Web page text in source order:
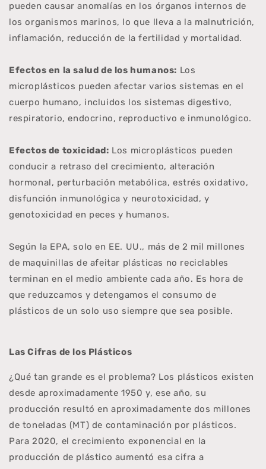
pueden causar anomalías en los órganos internos de
los organismos marinos, lo que lleva a la malnutrición,
inflamación, reducción de la fertilidad y mortalidad.
Efectos en la salud de los humanos: Los
microplásticos pueden afectar varios sistemas en el
cuerpo humano, incluidos los sistemas digestivo,
respiratorio, endocrino, reproductivo e inmunológico.
Efectos de toxicidad: Los microplásticos pueden
conducir a retraso del crecimiento, alteración
hormonal, perturbación metabólica, estrés oxidativo,
disfunción inmunológica y neurotoxicidad, y
genotoxicidad en peces y humanos.
Según la EPA, solo en EE. UU., más de 2 mil millones
de maquinillas de afeitar plásticas no reciclables
terminan en el medio ambiente cada año. Es hora de
que reduzcamos y detengamos el consumo de
plásticos de un solo uso siempre que sea posible.
Las Cifras de los Plásticos
¿Qué tan grande es el problema? Los plásticos existen
desde aproximadamente 1950 y, ese año, su
producción resultó en aproximadamente dos millones
de toneladas (MT) de contaminación por plásticos.
Para 2020, el crecimiento exponencial en la
producción de plástico aumentó esa cifra a